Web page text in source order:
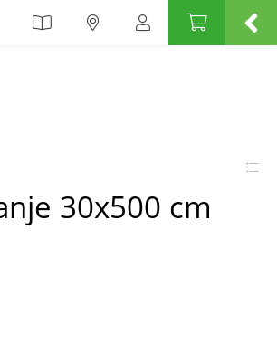
30x500 cm